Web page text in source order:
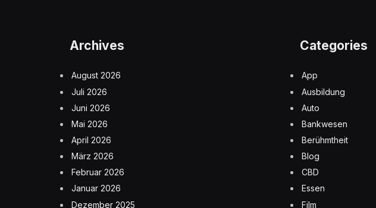
Archives
August 2026
Juli 2026
Juni 2026
Mai 2026
April 2026
März 2026
Februar 2026
Januar 2026
Dezember 2025
Categories
App
Ausbildung
Auto
Bankwesen
Berühmtheit
Blog
CBD
Essen
Film